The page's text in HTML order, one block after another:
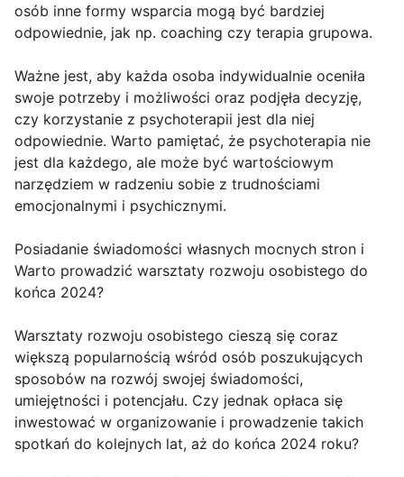
osób inne formy wsparcia mogą być bardziej
odpowiednie, jak np. coaching czy terapia grupowa.
Ważne jest, aby każda osoba indywidualnie oceniła
swoje potrzeby i możliwości oraz podjęła decyzję,
czy korzystanie z psychoterapii jest dla niej
odpowiednie. Warto pamiętać, że psychoterapia nie
jest dla każdego, ale może być wartościowym
narzędziem w radzeniu sobie z trudnościami
emocjonalnymi i psychicznymi.
Posiadanie świadomości własnych mocnych stron i
Warto prowadzić warsztaty rozwoju osobistego do
końca 2024?
Warsztaty rozwoju osobistego cieszą się coraz
większą popularnością wśród osób poszukujących
sposobów na rozwój swojej świadomości,
umiejętności i potencjału. Czy jednak opłaca się
inwestować w organizowanie i prowadzenie takich
spotkań do kolejnych lat, aż do końca 2024 roku?